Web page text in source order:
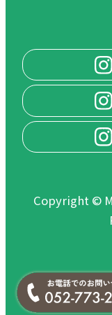
Copyright ©